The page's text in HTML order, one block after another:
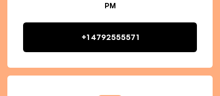
PM
+1 4792555571